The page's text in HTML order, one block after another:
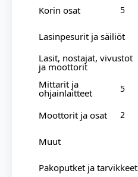
Korin osat 5
Lasinpesurit ja säiliöt
Lasit, nostajat, vivustot
ja moottorit
Mittarit ja
ohjainlaitteet 5
Moottorit ja osat 2
Muut
Pakoputket ja tarvikkeet